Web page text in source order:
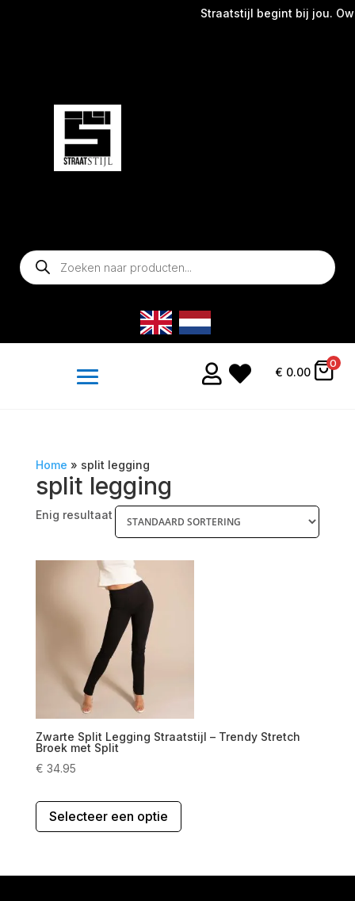
Straatstijl begint bij jou.
Producten
zoeken
  € 0.00
0
Home » split legging
split legging
Enig resultaat
Zwarte Split Legging Straatstijl – Trendy Stretch
Broek met Split
€ 34.95
Selecteer een optie
heeft